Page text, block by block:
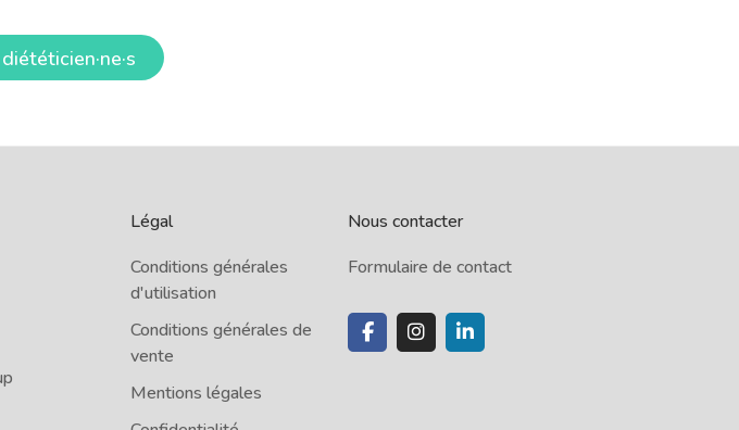
Légal
Conditions générales
d'utilisation
Conditions générales de
vente
Mentions légales
Nous contacter
Formulaire de contact